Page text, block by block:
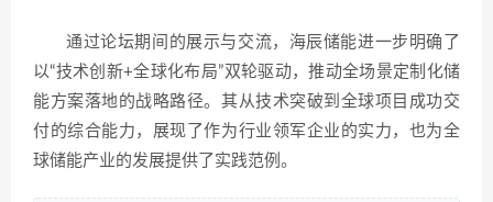
通过论坛期间的展示与交流，海辰储能进一步明确了
以“技术创新+全球化布局”双轮驱动，推动全场景定制化储
能方案落地的战略路径。其从技术突破到全球项目成功交
付的综合能力，展现了作为行业领军企业的实力，也为全
球储能产业的发展提供了实践范例。